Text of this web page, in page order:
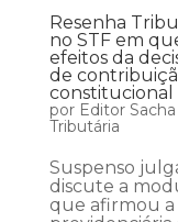
Resenha
no STF em
efeitos da
de
constitucional
por Editor
Tributária
Suspenso
discute a
que afirmou